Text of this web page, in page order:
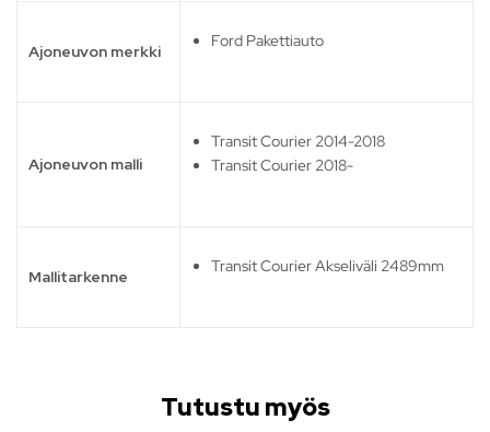
Ajoneuvon merkki
Ford Pakettiauto
Ajoneuvon malli
Transit Courier 2014-2018
Transit Courier 2018-
Mallitarkenne
Transit Courier Akseliväli 2489mm
Tutustu myös